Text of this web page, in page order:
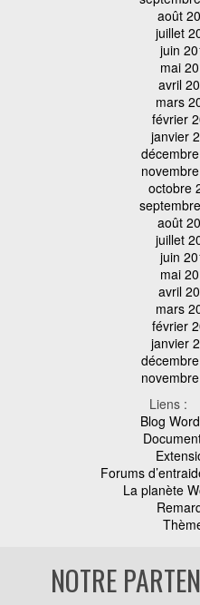
août
juillet
juin
mai
avril
mars
février
janvier
octobre
août
juillet
juin
mai
avril
mars
février
janvier
Liens :
Blog
Forums
La planète
NOTRE